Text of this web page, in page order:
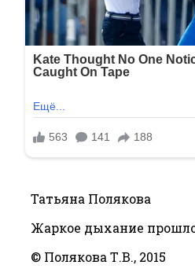
Татьяна Полякова
Жаркое дыхание
© Полякова Т.В., 2015